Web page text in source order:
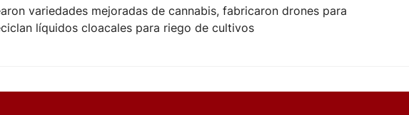
variedades mejoradas de cannabis, fabricaron drones para
líquidos cloacales para riego de cultivos